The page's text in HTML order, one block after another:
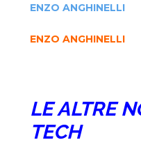
ENZO ANGHINELLI
ENZO ANGHINELLI
LE ALTRE
TECH